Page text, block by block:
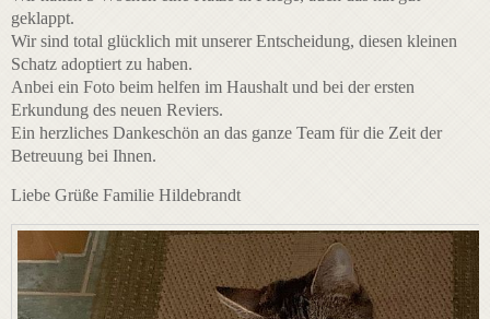
geklappt.
Wir sind total glücklich mit unserer Entscheidung, diesen kleinen
Schatz adoptiert zu haben.
Anbei ein Foto beim helfen im Haushalt und bei der ersten
Erkundung des neuen Reviers.
Ein herzliches Dankeschön an das ganze Team für die Zeit der
Betreuung bei Ihnen.
Liebe Grüße Familie Hildebrandt